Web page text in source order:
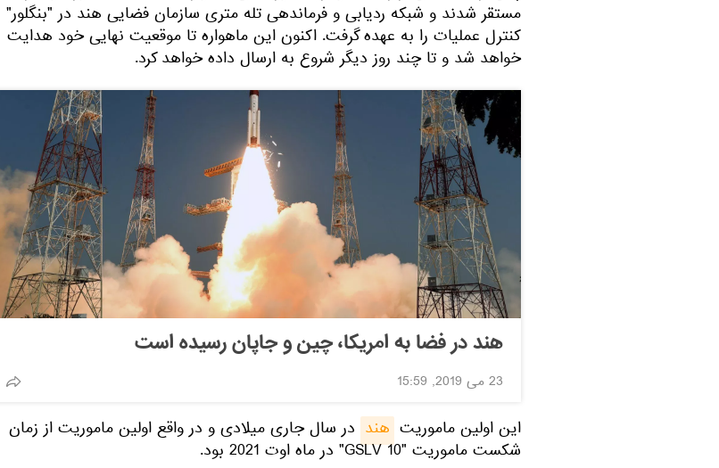
مستقر شدند و شبکه ردیابی و فرماندهی تله متری سازمان فضایی هند در "بنگلور"
کنترل عملیات را به عهده گرفت. اکنون این ماهواره تا موقعیت نهایی خود هدایت
خواهد شد و تا چند روز دیگر شروع به ارسال داده خواهد کرد.
هند در فضا به امریکا، چین و جاپان رسیده است
23 می 2019, 15:59
این اولین ماموریت هند در سال جاری میلادی و در واقع اولین ماموریت از زمان
شکست ماموریت "GSLV 10" در ماه اوت 2021 بود.